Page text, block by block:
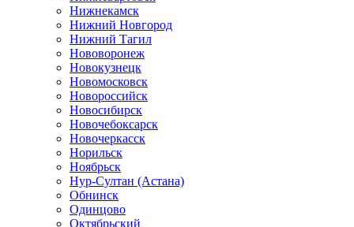
Нижнекамск
Нижний Новгород
Нижний Тагил
Нововоронеж
Новокузнецк
Новомосковск
Новороссийск
Новосибирск
Новочебоксарск
Новочеркасск
Норильск
Ноябрьск
Нур-Султан (Астана)
Обнинск
Одинцово
Октябрьский